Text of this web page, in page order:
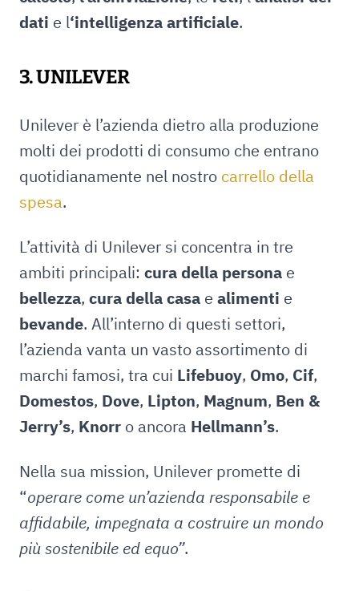
dati e l‘intelligenza artificiale.
3. UNILEVER
Unilever è l’azienda dietro alla produzione
molti dei prodotti di consumo che entrano
quotidianamente nel nostro carrello della
spesa.
L’attività di Unilever si concentra in tre
ambiti principali: cura della persona e
bellezza, cura della casa e alimenti e
bevande. All’interno di questi settori,
l’azienda vanta un vasto assortimento di
marchi famosi, tra cui Lifebuoy, Omo, Cif,
Domestos, Dove, Lipton, Magnum, Ben &
Jerry’s, Knorr o ancora Hellmann’s.
Nella sua mission, Unilever promette di
“operare come un’azienda responsabile e
affidabile, impegnata a costruire un mondo
più sostenibile ed equo”.